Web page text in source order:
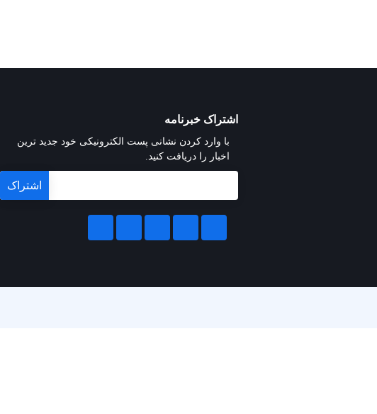
اشتراک خبرنامه
با وارد کردن نشانی پست الکترونیکی خود جدید ترین
اخبار را دریافت کنید.